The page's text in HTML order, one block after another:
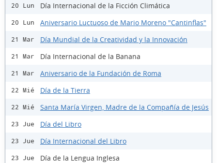
20 Lun Día Internacional de la Ficción Climática
20 Lun Aniversario Luctuoso de Mario Moreno "Cantinflas"
21 Mar Día Mundial de la Creatividad y la Innovación
21 Mar Día Internacional de la Banana
21 Mar Aniversario de la Fundación de Roma
22 Mié Día de la Tierra
22 Mié Santa María Virgen, Madre de la Compañía de Jesús
23 Jue Día del Libro
23 Jue Día Internacional del Libro
23 Jue Día de la Lengua Inglesa